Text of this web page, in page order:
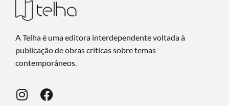
A Telha é uma editora interdependente voltada à
publicação de obras críticas sobre temas
contemporâneos.